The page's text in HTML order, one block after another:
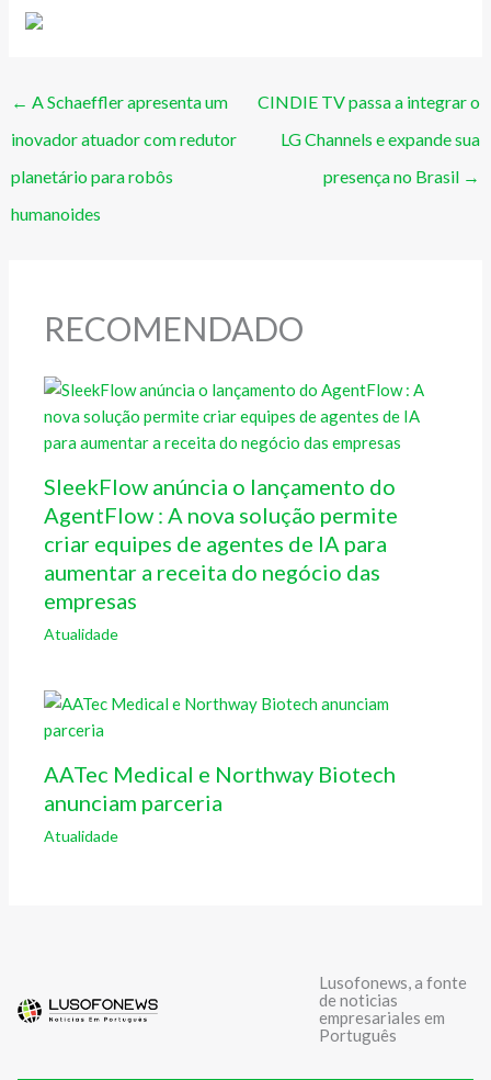
← A Schaeffler apresenta um
inovador atuador com redutor
planetário para robôs
humanoides
CINDIE TV passa a integrar o
LG Channels e expande sua
presença no Brasil →
RECOMENDADO
SleekFlow anúncia o lançamento do
AgentFlow : A nova solução permite
criar equipes de agentes de IA para
aumentar a receita do negócio das
empresas
Atualidade
AATec Medical e Northway Biotech
anunciam parceria
Atualidade
Lusofonews, a fonte
de noticias
empresariales em
Português